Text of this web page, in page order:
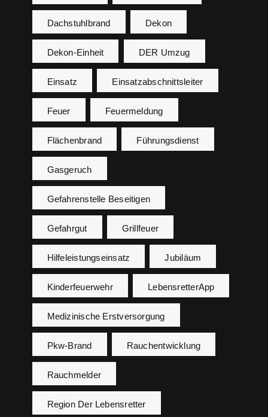
Dachstuhlbrand Dekon
Dekon-Einheit DER Umzug
Einsatz Einsatzabschnittsleiter
Feuer Feuermeldung
Flächenbrand Führungsdienst
Gasgeruch
Gefahrenstelle Beseitigen
Gefahrgut Grillfeuer
Hilfeleistungseinsatz Jubiläum
Kinderfeuerwehr LebensretterApp
Medizinische Erstversorgung
Pkw-Brand Rauchentwicklung
Rauchmelder
Region Der Lebensretter